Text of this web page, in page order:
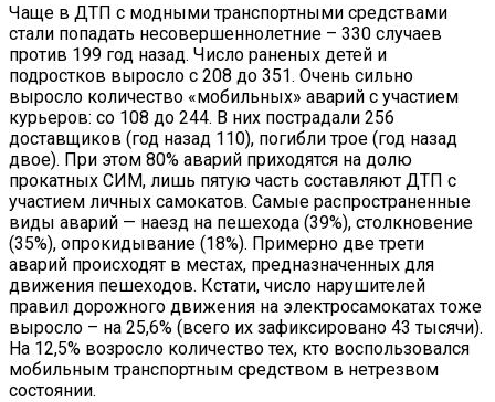
Чаще в ДТП с модными транспортными средствами
стали попадать несовершеннолетние – 330 случаев
против 199 год назад. Число раненых детей и
подростков выросло с 208 до 351. Очень сильно
выросло количество «мобильных» аварий с участием
курьеров: со 108 до 244. В них пострадали 256
доставщиков (год назад 110), погибли трое (год назад
двое). При этом 80% аварий приходятся на долю
прокатных СИМ, лишь пятую часть составляют ДТП с
участием личных самокатов. Самые распространенные
виды аварий — наезд на пешехода (39%), столкновение
(35%), опрокидывание (18%). Примерно две трети
аварий происходят в местах, предназначенных для
движения пешеходов. Кстати, число нарушителей
правил дорожного движения на электросамокатах тоже
выросло – на 25,6% (всего их зафиксировано 43 тысячи).
На 12,5% возросло количество тех, кто воспользовался
мобильным транспортным средством в нетрезвом
состоянии.